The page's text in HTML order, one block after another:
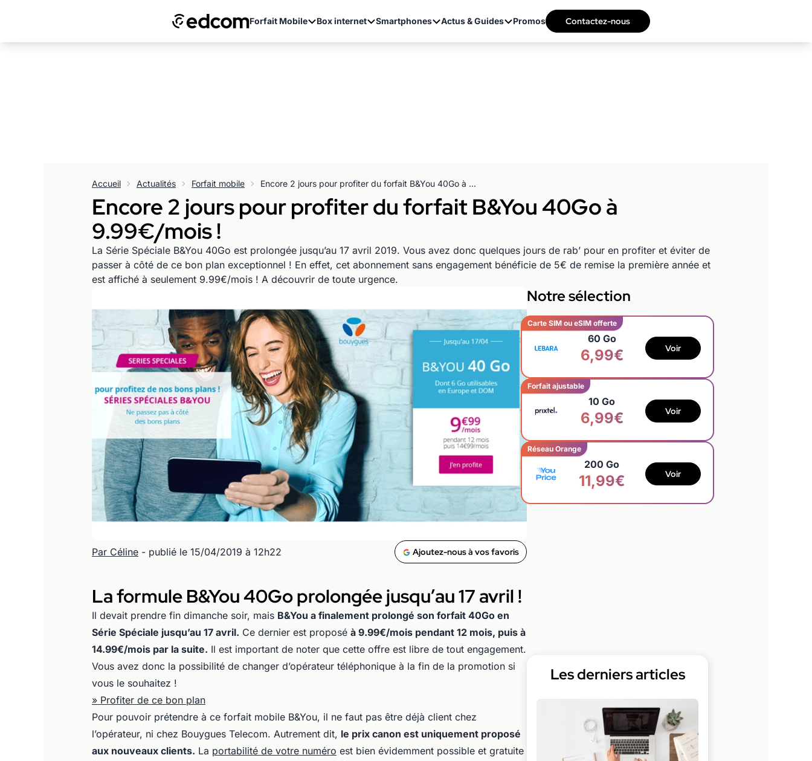
Forfait Mobile Box internet Smartphones Actus & Guides Promos Contactez-nous
Accueil Actualités Forfait mobile Encore 2 jours pour profiter du forfait B&You 40Go à 9.99€/mois !
Encore 2 jours pour profiter du forfait B&You 40Go à
9.99€/mois !
La Série Spéciale B&You 40Go est prolongée jusqu’au 17 avril 2019. Vous avez donc quelques jours de rab’ pour en profiter et éviter de
passer à côté de ce bon plan exceptionnel ! En effet, cet abonnement sans engagement bénéficie de 5€ de remise la première année et
est affiché à seulement 9.99€/mois ! A découvrir de toute urgence.
Par Céline - publié le 15/04/2019 à 12h22 Ajoutez-nous à vos favoris
La formule B&You 40Go prolongée jusqu’au 17 avril !
Il devait prendre fin dimanche soir, mais B&You a finalement prolongé son forfait 40Go en
Série Spéciale jusqu’au 17 avril. Ce dernier est proposé à 9.99€/mois pendant 12 mois, puis à
14.99€/mois par la suite. Il est important de noter que cette offre est libre de tout engagement.
Vous avez donc la possibilité de changer d’opérateur téléphonique à la fin de la promotion si
vous le souhaitez !
» Profiter de ce bon plan
Pour pouvoir prétendre à ce forfait mobile B&You, il ne faut pas être déjà client chez
l’opérateur, ni chez Bouygues Telecom. Autrement dit, le prix canon est uniquement proposé
aux nouveaux clients. La portabilité de votre numéro est bien évidemment possible et gratuite
Notre sélection
Carte SIM ou eSIM offerte
60 Go
6,99€ Voir
Forfait ajustable
10 Go
6,99€ Voir
Réseau Orange
200 Go
11,99€ Voir
Les derniers articles